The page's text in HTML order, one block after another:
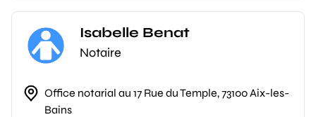
Isabelle Benat
Notaire
Office notarial au 17 Rue du Temple, 73100 Aix-les-
Bains